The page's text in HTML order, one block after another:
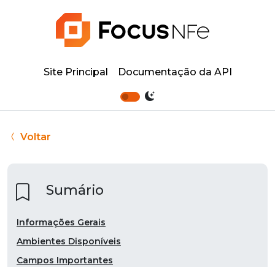
Site Principal Documentação da API
Voltar
Sumário
Informações Gerais
Ambientes Disponíveis
Campos Importantes